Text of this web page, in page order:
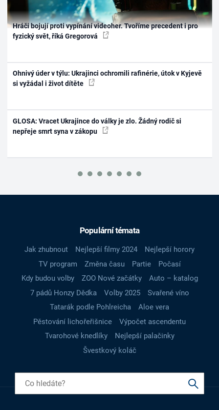
Hráči bojují proti vypínání videoher. Tvoříme precedent i pro
fyzický svět, říká Gregorová
Ohnivý úder v týlu: Ukrajinci ochromili rafinérie, útok v Kyjevě
si vyžádal i život dítěte
GLOSA: Vracet Ukrajince do války je zlo. Žádný rodič si
nepřeje smrt syna v zákopu
Populární témata
Jak zhubnout Nejlepší filmy 2024
Nejlepší horory
TV program
Změna času Partie
Počasí
Kdy budou volby
ZOO Nové začátky
Auto – katalog
7 pádů Honzy Dědka
Volby 2025
Svařené víno
Tatarák podle Pohlreicha
Aloe vera
Pěstování lichořeřišnice
Výpočet ascendentu
Tvarohové knedlíky
Nejlepší palačinky
Švestkový koláč